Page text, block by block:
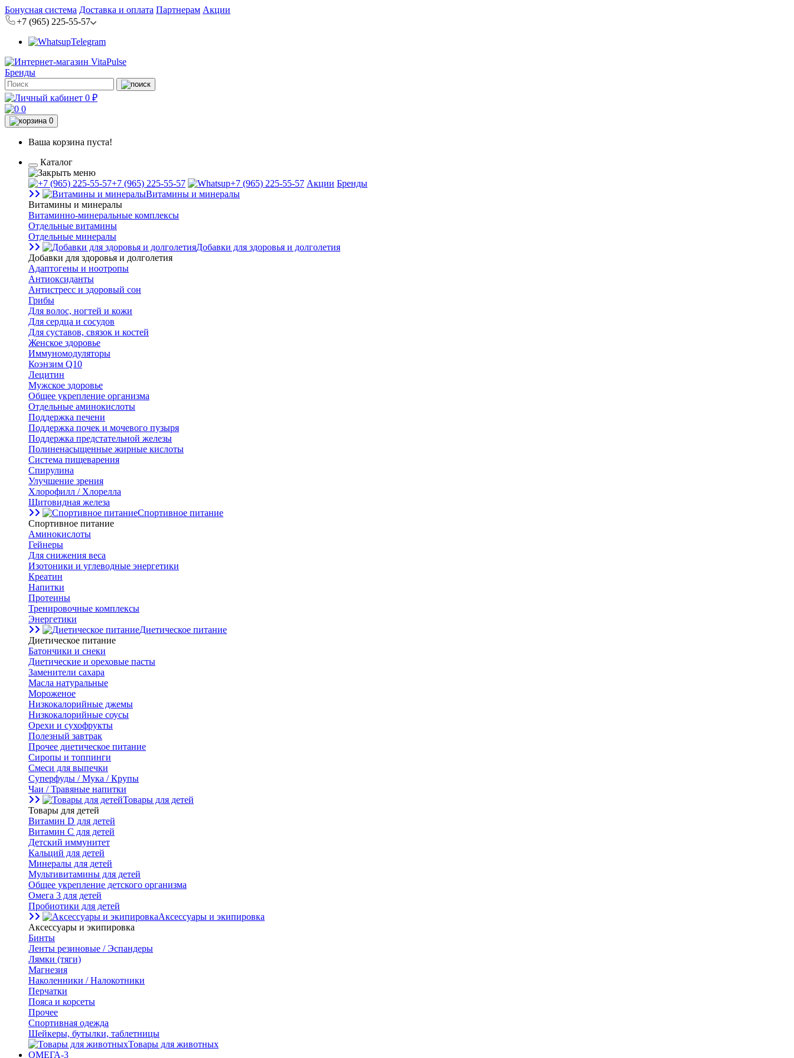
Бонусная система Доставка и оплата Партнерам Акции
+7 (965) 225-55-57
Telegram
Бренды
0 ₽
0
0
Ваша корзина пуста!
Каталог
+7 (965) 225-55-57 +7 (965) 225-55-57 Акции Бренды
Витамины и минералы
Витамины и минералы
Витаминно-минеральные комплексы
Отдельные витамины
Отдельные минералы
Добавки для здоровья и долголетия
Добавки для здоровья и долголетия
Адаптогены и ноотропы
Антиоксиданты
Антистресс и здоровый сон
Грибы
Для волос, ногтей и кожи
Для сердца и сосудов
Для суставов, связок и костей
Женское здоровье
Иммуномодуляторы
Коэнзим Q10
Лецитин
Мужское здоровье
Общее укрепление организма
Отдельные аминокислоты
Поддержка печени
Поддержка почек и мочевого пузыря
Поддержка предстательной железы
Полиненасыщенные жирные кислоты
Система пищеварения
Спирулина
Улучшение зрения
Хлорофилл / Хлорелла
Щитовидная железа
Спортивное питание
Спортивное питание
Аминокислоты
Гейнеры
Для снижения веса
Изотоники и углеводные энергетики
Креатин
Напитки
Протеины
Тренировочные комплексы
Энергетики
Диетическое питание
Диетическое питание
Батончики и снеки
Диетические и ореховые пасты
Заменители сахара
Масла натуральные
Мороженое
Низкокалорийные джемы
Низкокалорийные соусы
Орехи и сухофрукты
Полезный завтрак
Прочее диетическое питание
Сиропы и топпинги
Смеси для выпечки
Суперфуды / Мука / Крупы
Чаи / Травяные напитки
Товары для детей
Товары для детей
Витамин D для детей
Витамин С для детей
Детский иммунитет
Кальций для детей
Минералы для детей
Мультивитамины для детей
Общее укрепление детского организма
Омега 3 для детей
Пробиотики для детей
Аксессуары и экипировка
Аксессуары и экипировка
Бинты
Ленты резиновые / Эспандеры
Лямки (тяги)
Магнезия
Наколенники / Налокотники
Перчатки
Пояса и корсеты
Прочее
Спортивная одежда
Шейкеры, бутылки, таблетницы
Товары для животных
ОМЕГА-3